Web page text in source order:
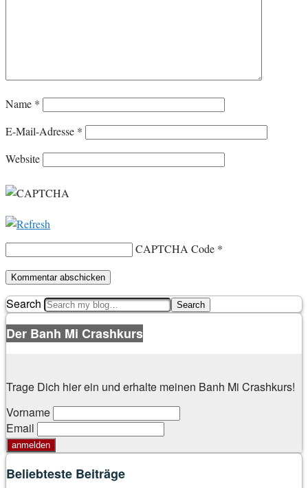
Name *
E-Mail-Adresse *
Website
CAPTCHA Code *
Search
Der Banh Mi Crashkurs
Trage Dich hier ein und erhalte meinen Banh Mi Crashkurs!
Vorname
Email
Beliebteste Beiträge